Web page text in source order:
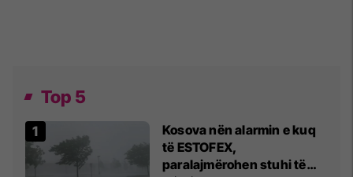
Top 5
Kosova nën alarmin e kuq
të ESTOFEX,
paralajmërohen stuhi të